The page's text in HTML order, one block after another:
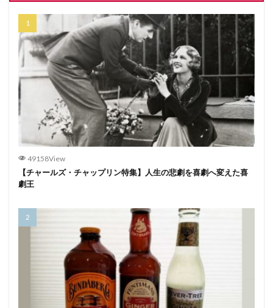
49158View
【チャールズ・チャップリン特集】人生の悲劇を喜劇へ変えた喜
劇王